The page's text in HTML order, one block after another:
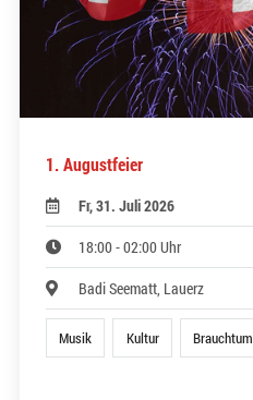
1. Augustfeier
Fr, 31. Juli 2026
18:00 - 02:00 Uhr
Badi Seematt, Lauerz
Musik Kultur Brauchtum